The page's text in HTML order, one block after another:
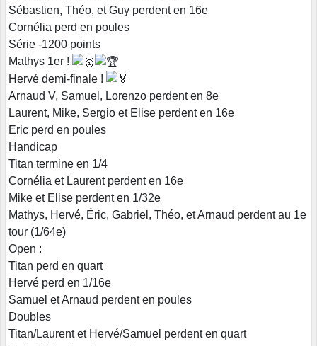
Sébastien, Théo, et Guy perdent en 16e
Cornélia perd en poules
Série -1200 points
Mathys 1er !
Hervé demi-finale !
Arnaud V, Samuel, Lorenzo perdent en 8e
Laurent, Mike, Sergio et Elise perdent en 16e
Eric perd en poules
Handicap
Titan termine en 1/4
Cornélia et Laurent perdent en 16e
Mike et Elise perdent en 1/32e
Mathys, Hervé, Éric, Gabriel, Théo, et Arnaud perdent au 1e
tour (1/64e)
Open :
Titan perd en quart
Hervé perd en 1/16e
Samuel et Arnaud perdent en poules
Doubles
Titan/Laurent et Hervé/Samuel perdent en quart